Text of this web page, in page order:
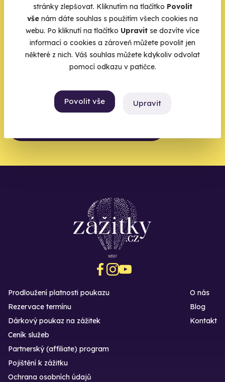
stránky zlepšovat. Kliknutím na tlačítko Povolit
vše nám dáte souhlas s použitím všech cookies na
webu. Po kliknutí na tlačítko Upravit se dozvíte více
informací o cookies a zároveň můžete povolit jen
některé z nich. Váš souhlas můžete kdykoliv odvolat
pomocí odkazu v patičce.
Povolit vše Upravit
Zbývá jeden krok,
zbytek zařídíme my
Váš e-mail je vstupenka do světa, kde se žije naplno. Pojďte
Prodloužení platnosti poukazu
Rezervace termínu
Dárkový poukaz na zážitek
O nás
Blog
Kontakt
Ceník služeb
Partnerský (affiliate) program
Pojištění k zážitku
Ochrana osobních údajů